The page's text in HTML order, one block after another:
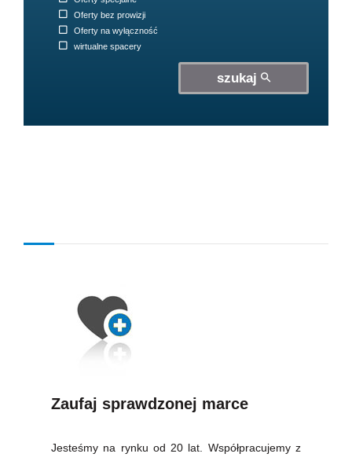
Oferty bez prowizji
Oferty na wyłączność
wirtualne spacery
szukaj
Zaufaj sprawdzonej marce
Jesteśmy na rynku od 20 lat. Współpracujemy z